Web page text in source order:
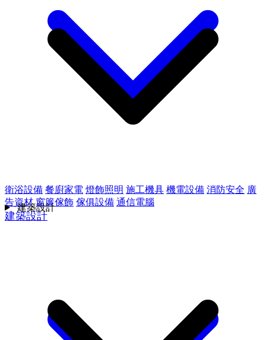
衛浴設備 餐廚家電 燈飾照明 施工機具 機電設備 消防安全 廣
告資材 窗簾傢飾 傢俱設備 通信電腦
建築設計
建築設計